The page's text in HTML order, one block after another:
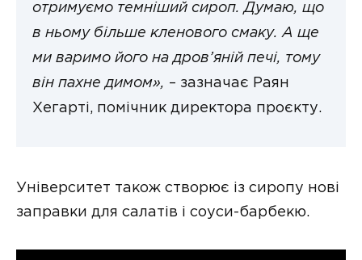
отримуємо темніший сироп. Думаю, що
в ньому більше кленового смаку. А ще
ми варимо його на дров’яній печі, тому
він пахне димом», – зазначає Раян
Хегарті, помічник директора проєкту.
Університет також створює із сиропу нові
заправки для салатів і соуси-барбекю.